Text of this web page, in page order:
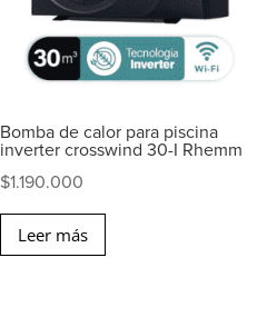
Bomba de calor para piscina
inverter crosswind 30-I Rhemm
$1.190.000
Leer más